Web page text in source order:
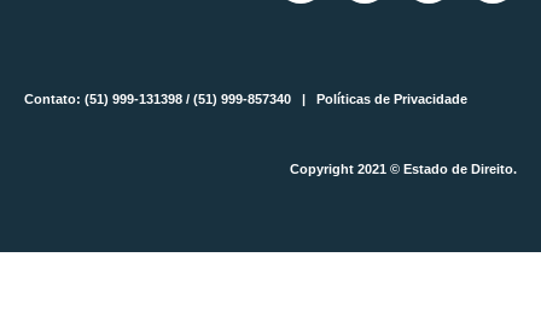
Contato: (51) 999-131398 / (51) 999-857340 | Políticas de Privacidade
Copyright 2021 © Estado de Direito.